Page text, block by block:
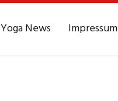
Yoga News Impressum